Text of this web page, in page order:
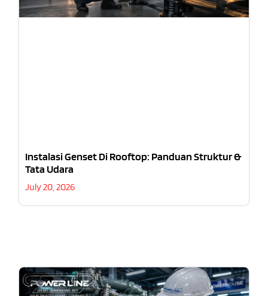
Instalasi Genset Di Rooftop: Panduan Struktur &
Tata Udara
July 20, 2026